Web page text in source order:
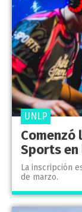
Comenzó
Sports en
La inscripción
de marzo.
UNLP